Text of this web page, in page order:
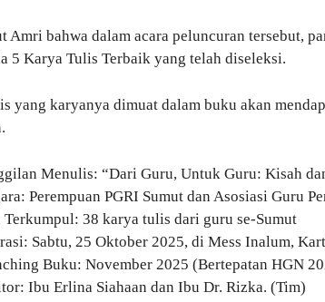
Amri bahwa dalam acara peluncuran tersebut,
5 Karya Tulis Terbaik yang telah diseleksi.
yang karyanya dimuat dalam buku akan
Menulis: “Dari Guru, Untuk Guru: Kisah
Perempuan PGRI Sumut dan Asosiasi Guru
Terkumpul: 38 karya tulis dari guru se-Sumut
Sabtu, 25 Oktober 2025, di Mess Inalum,
Buku: November 2025 (Bertepatan HGN
Ibu Erlina Siahaan dan Ibu Dr. Rizka. (Tim)